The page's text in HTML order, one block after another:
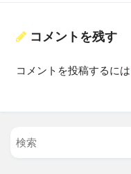
コメントを残す
コメントを投稿するには